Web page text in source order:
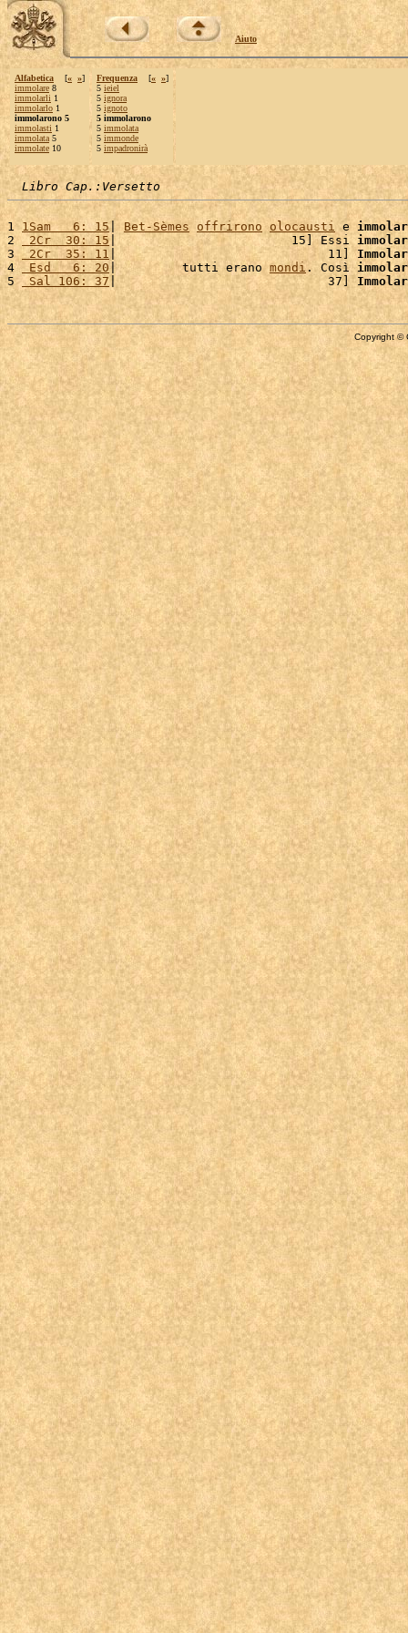
Aiuto
Alfabetica [« »]
immolare 8
immolarli 1
immolarlo 1
immolarono 5
immolasti 1
immolata 5
immolate 10
Frequenza [« »]
5 ieiel
5 ignora
5 ignoto
5 immolarono
5 immolata
5 immonde
5 impadronirà
Libro Cap.:Versetto
1 1Sam   6: 15| Bet-Sèmes offrirono olocausti e
2
2Cr  30: 15 |                        15] Essi
3 2Cr  35: 11 |                             11]
4
Esd   6: 20|         tutti erano mondi . Così
5 Sal 106: 37 |                             37]
Copyright ©